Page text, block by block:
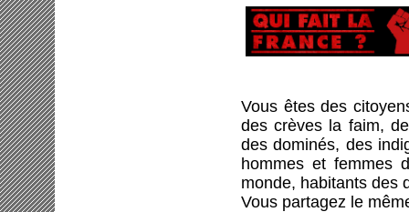
Vous êtes des
des crèves la faim,
des dominés, des
hommes et femmes
monde, habitants des
Vous partagez le